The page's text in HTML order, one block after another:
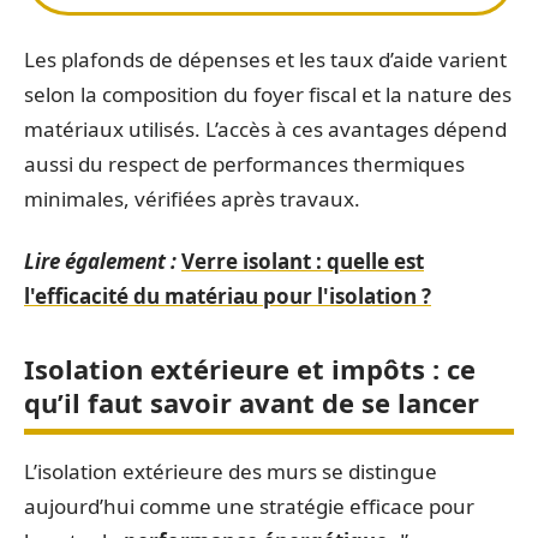
Les plafonds de dépenses et les taux d’aide varient
selon la composition du foyer fiscal et la nature des
matériaux utilisés. L’accès à ces avantages dépend
aussi du respect de performances thermiques
minimales, vérifiées après travaux.
Lire également :Verre isolant : quelle est
l'efficacité du matériau pour l'isolation ?
Isolation extérieure et impôts : ce
qu’il faut savoir avant de se lancer
L’isolation extérieure des murs se distingue
aujourd’hui comme une stratégie efficace pour